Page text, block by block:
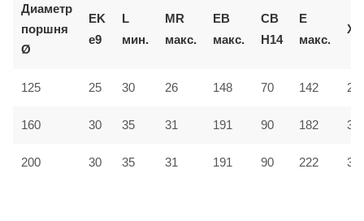
Диаметр
поршня
Ø
EK
e9
L
мин.
MR
макс.
EB
макс.
CB
H14
E
макс.
125 25 30 26 148 70 142
160 30 35 31 191 90 182
200 30 35 31 191 90 222